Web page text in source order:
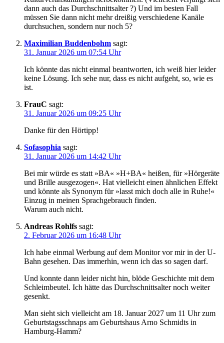
dann auch das Durchschnittsalter ?) Und im besten Fall
müssen Sie dann nicht mehr dreißig verschiedene Kanäle
durchsuchen, sondern nur noch 5?
Maximilian Buddenbohm sagt:
31. Januar 2026 um 07:54 Uhr
Ich könnte das nicht einmal beantworten, ich weiß hier leider
keine Lösung. Ich sehe nur, dass es nicht aufgeht, so, wie es
ist.
FrauC sagt:
31. Januar 2026 um 09:25 Uhr
Danke für den Hörtipp!
Sofasophia sagt:
31. Januar 2026 um 14:42 Uhr
Bei mir würde es statt »BA« »H+BA« heißen, für »Hörgeräte
und Brille ausgezogen«. Hat vielleicht einen ähnlichen Effekt
und könnte als Synonym für »lasst mich doch alle in Ruhe!«
Einzug in meinen Sprachgebrauch finden.
Warum auch nicht.
Andreas Rohlfs sagt:
2. Februar 2026 um 16:48 Uhr
Ich habe einmal Werbung auf dem Monitor vor mir in der U-
Bahn gesehen. Das immerhin, wenn ich das so sagen darf.
Und konnte dann leider nicht hin, blöde Geschichte mit dem
Schleimbeutel. Ich hätte das Durchschnittsalter noch weiter
gesenkt.
Man sieht sich vielleicht am 18. Januar 2027 um 11 Uhr zum
Geburtstagsschnaps am Geburtshaus Arno Schmidts in
Hamburg-Hamm?